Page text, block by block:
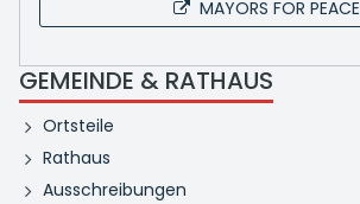
MAYORS FOR PEACE
GEMEINDE & RATHAUS
Ortsteile
Rathaus
Ausschreibungen